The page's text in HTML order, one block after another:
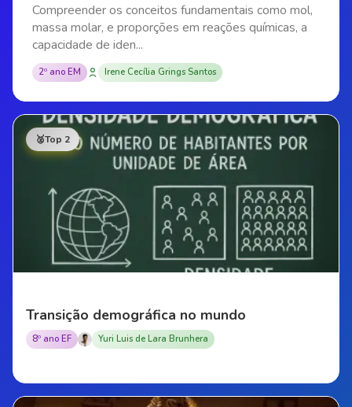
Compreender os conceitos fundamentais como mol,
massa molar, e proporções em reações químicas, a
capacidade de iden...
2º ano EM Irene Cecília Grings Santos
🥈Top 2
Transição demográfica no mundo
8º ano EF Yuri Luis de Lara Brunhera